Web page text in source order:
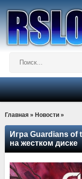
Главная » Новости »
Игра Guardians of
на жестком диске